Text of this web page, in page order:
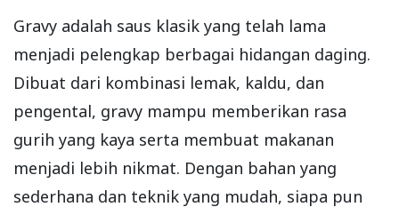
Gravy adalah saus klasik yang telah lama
menjadi pelengkap berbagai hidangan daging.
Dibuat dari kombinasi lemak, kaldu, dan
pengental, gravy mampu memberikan rasa
gurih yang kaya serta membuat makanan
menjadi lebih nikmat. Dengan bahan yang
sederhana dan teknik yang mudah, siapa pun